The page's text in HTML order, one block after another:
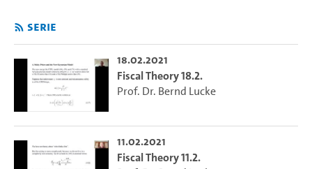
Serie
18.02.2021
Fiscal Theory 18.2.
Prof. Dr. Bernd Lucke
11.02.2021
Fiscal Theory 11.2.